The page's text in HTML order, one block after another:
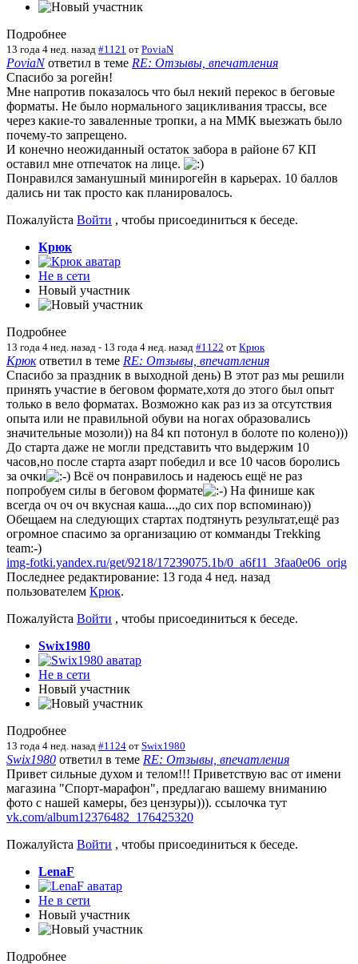
Подробнее
13 года 4 нед. назад #1121 от PoviaN
PoviaNответил в теме RE: Отзывы, впечатления
Спасибо за рогейн!
Мне напротив показалось что был некий перекос в беговые
форматы. Не было нормального зацикливания трассы, все
через какие-то заваленные тропки, а на ММК выезжать было
почему-то запрещено.
И конечно неожиданный остаток забора в районе 67 КП
оставил мне отпечаток на лице.
Понравился заманушный минирогейн в карьерах. 10 баллов
дались ни так просто как планировалось.
Пожалуйста Войти , чтобы присоединиться к беседе.
Крюк
Не в сети
Новый участник
Подробнее
13 года 4 нед. назад - 13 года 4 нед. назад #1122 от Крюк
Крюкответил в теме RE: Отзывы, впечатления
Спасибо за праздник в выходной день) В этот раз мы решили
принять участие в беговом формате,хотя до этого был опыт
только в вело форматах. Возможно как раз из за отсутствия
опыта или не правильной обуви на ногах образовались
значительные мозоли)) на 84 кп потонул в болоте по колено)))
До старта даже не могли представить что выдержим 10
часов,но после старта азарт победил и все 10 часов боролись
за очки
Всё оч понравилось и надеюсь ещё не раз
попробуем силы в беговом формате
На финише как
всегда оч оч оч вкусная каша...,до сих пор вспоминаю))
Обещаем на следующих стартах подтянуть результат,ещё раз
огромное спасимо за организацию от комманды Тrekking
team:-)
img-fotki.yandex.ru/get/9218/17239075.1b/0_a6f11_3faa0e06_orig
Последнее редактирование: 13 года 4 нед. назад
пользователем Крюк.
Пожалуйста Войти , чтобы присоединиться к беседе.
Swix1980
Не в сети
Новый участник
Подробнее
13 года 4 нед. назад #1124 от Swix1980
Swix1980 ответил в теме RE: Отзывы, впечатления
Привет сильные духом и телом!!! Приветствую вас от имени
магазина "Спорт-марафон", предлагаю вашему вниманию
фото с нашей камеры, без цензуры))). ссылочка тут
vk.com/album12376482_176425320
Пожалуйста Войти , чтобы присоединиться к беседе.
LenaF
Не в сети
Новый участник
Подробнее